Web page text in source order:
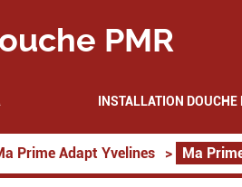
PMR
INSTALLATION DOUCHE
Prime Adapt Yvelines > Ma